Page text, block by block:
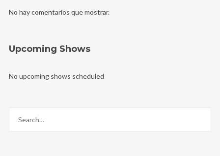
No hay comentarios que mostrar.
Upcoming Shows
No upcoming shows scheduled